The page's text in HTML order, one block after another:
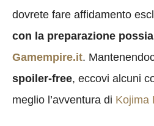
dovrete fare affidamento
con la preparazione
Gamempire.it.
spoiler-free, eccovi alcuni
meglio l’avventura di Kojima